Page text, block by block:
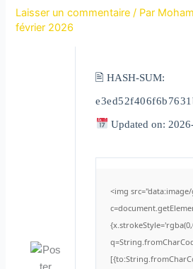
Laisser un commentaire / Par
février 2026
🖹 HASH-SUM:
Updated on:
<img